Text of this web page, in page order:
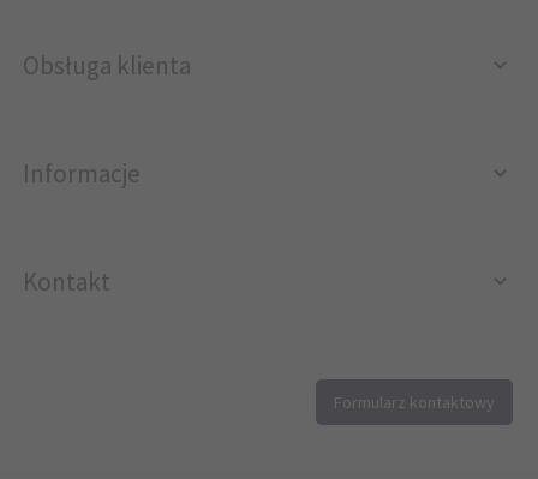
Obsługa klienta
Informacje
Kontakt
Formularz kontaktowy